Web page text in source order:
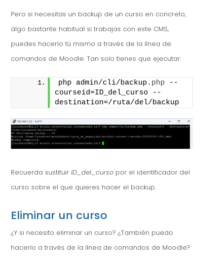
Pero si necesitas un backup de un curso en concreto,
algo bastante habitual si trabajas con este CMS,
puedes hacerlo tú mismo a través de la línea de
comandos de Moodle. Tan solo tienes que ejecutar:
php admin/cli/backup. php --
courseid=ID_del_curso --
destination=/ruta/del/backup
Recuerda sustituirID_del_curso por el identificador del
curso sobre el que quieres hacer el backup.
Eliminar un curso
¿Y si necesito eliminar un curso? ¿También puedo
hacerlo a través de la línea de comandos de Moodle?